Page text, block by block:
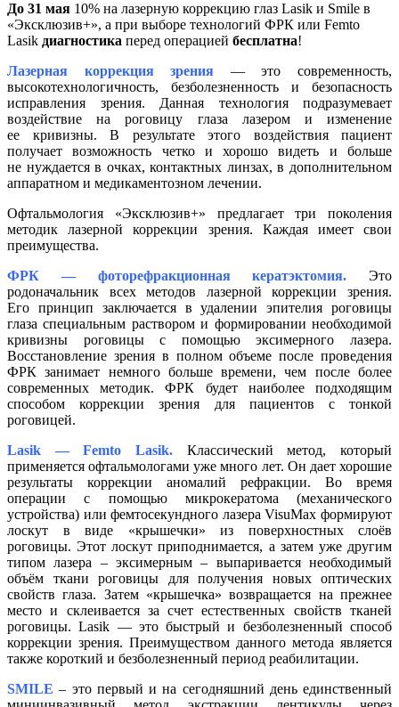
До 31 мая 10% на лазерную коррекцию глаз Lasik и Smile в
«Эксклюзив+», а при выборе технологий ФРК или Femto
Lasik диагностика перед операцией бесплатна!
Лазерная коррекция зрения — это современность,
высокотехнологичность, безболезненность и безопасность
исправления зрения. Данная технология подразумевает
воздействие на роговицу глаза лазером и изменение
ее кривизны. В результате этого воздействия пациент
получает возможность четко и хорошо видеть и больше
не нуждается в очках, контактных линзах, в дополнительном
аппаратном и медикаментозном лечении.
Офтальмология «Эксклюзив+» предлагает три поколения
методик лазерной коррекции зрения. Каждая имеет свои
преимущества.
ФРК — фоторефракционная кератэктомия. Это
родоначальник всех методов лазерной коррекции зрения.
Его принцип заключается в удалении эпителия роговицы
глаза специальным раствором и формировании необходимой
кривизны роговицы с помощью эксимерного лазера.
Восстановление зрения в полном объеме после проведения
ФРК занимает немного больше времени, чем после более
современных методик. ФРК будет наиболее подходящим
способом коррекции зрения для пациентов с тонкой
роговицей.
Lasik — Femto Lasik. Классический метод, который
применяется офтальмологами уже много лет. Он дает хорошие
результаты коррекции аномалий рефракции. Во время
операции с помощью микрокератома (механического
устройства) или фемтосекундного лазера VisuMax формируют
лоскут в виде «крышечки» из поверхностных слоёв
роговицы. Этот лоскут приподнимается, а затем уже другим
типом лазера – эксимерным – выпаривается необходимый
объём ткани роговицы для получения новых оптических
свойств глаза. Затем «крышечка» возвращается на прежнее
место и склеивается за счет естественных свойств тканей
роговицы. Lasik — это быстрый и безболезненный способ
коррекции зрения. Преимуществом данного метода является
также короткий и безболезненный период реабилитации.
SMILE – это первый и на сегодняшний день единственный